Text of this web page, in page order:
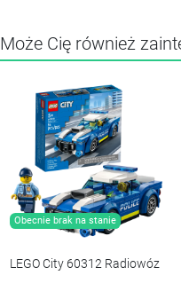
Może Cię również
Obecnie brak na stanie
LEGO City 60312 Radiowóz